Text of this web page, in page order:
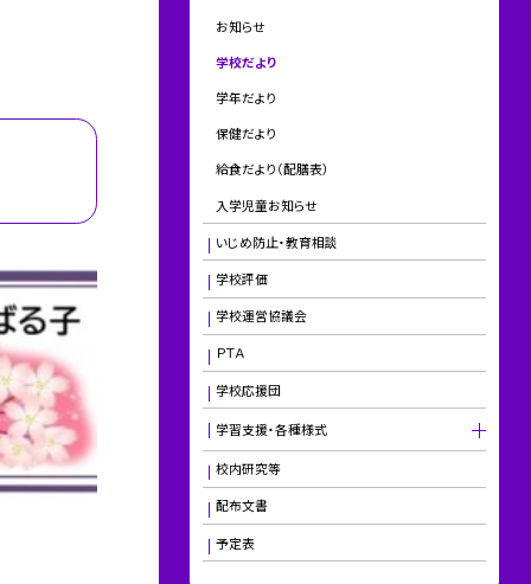
お知らせ
学校だより
学年だより
保健だより
給食だより（配膳表）
入学児童お知らせ
いじめ防止・教育相談
学校評価
学校運営協議会
ＰＴＡ
学校応援団
学習支援・各種様式
校内研究等
配布文書
予定表